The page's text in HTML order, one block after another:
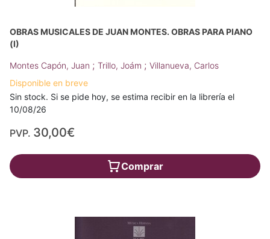
OBRAS MUSICALES DE JUAN MONTES. OBRAS PARA PIANO
(I)
Montes Capón, Juan ; Trillo, Joám ; Villanueva, Carlos
Disponible en breve
Sin stock. Si se pide hoy, se estima recibir en la librería el
10/08/26
PVP. 30,00€
Comprar